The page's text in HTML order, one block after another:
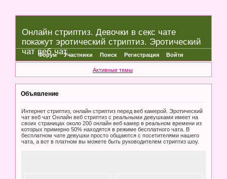
Онлайн стриптиз. Девочки в секс чате
покажут эротический стриптиз. Эротический
чат веб чат
Форум Участники Поиск Регистрация Войти
Активные темы
Объявление
Интернет стриптиз, онлайн стриптиз перед веб камерой. Эротический
чат веб чат Онлайн веб стриптиз с реальными девушками имеет на
своих страницах около 200 онлайн веб камер в реальном времени из
которых примерно 50% находятся в режиме бесплатного чата. В
бесплатном чате девушки просто общаются с посетителями нашего
чата, а вот в платном вы можете быть руководителем стриптиз шоу.